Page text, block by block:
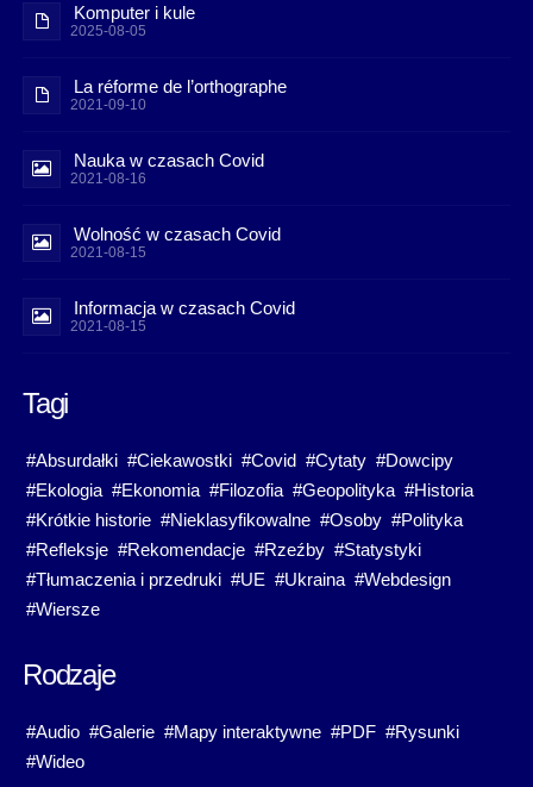
Komputer i kule
2025-08-05
La réforme de l’orthographe
2021-09-10
Nauka w czasach Covid
2021-08-16
Wolność w czasach Covid
2021-08-15
Informacja w czasach Covid
2021-08-15
Tagi
#Absurdałki #Ciekawostki #Covid #Cytaty #Dowcipy
#Ekologia #Ekonomia #Filozofia #Geopolityka #Historia
#Krótkie historie #Nieklasyfikowalne #Osoby #Polityka
#Refleksje #Rekomendacje #Rzeźby #Statystyki
#Tłumaczenia i przedruki #UE #Ukraina #Webdesign
#Wiersze
Rodzaje
#Audio #Galerie #Mapy interaktywne #PDF #Rysunki
#Wideo